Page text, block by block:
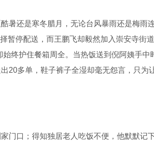
还是寒冬腊月，无论台风暴雨还是梅雨
暂停配送，而王鹏飞却毅然加入崇安寺街
终护住餐箱周全。当热饭送到倪阿姨手中
20多单，鞋子裤子全湿却毫无怨言，只为
口；得知独居老人吃饭不便，他默默记